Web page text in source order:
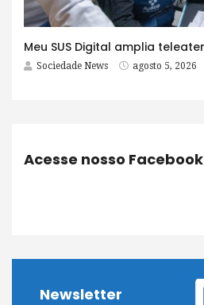
Sociedade News agosto 5, 2026
Acesse nosso Facebook
Newsletter